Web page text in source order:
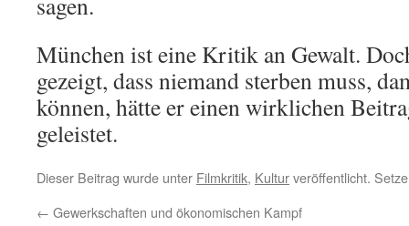
München ist eine Kritik an Gewalt.
gezeigt, dass niemand sterben muss,
können, hätte er einen wirklichen
geleistet.
Dieser Beitrag wurde unter Filmkritik, Kulturveröffentlicht.
← Gewerkschaften und ökonomischen Kampf